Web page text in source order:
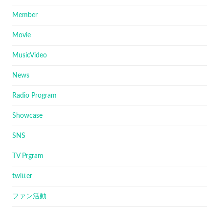
Member
Movie
MusicVideo
News
Radio Program
Showcase
SNS
TV Prgram
twitter
ファン活動